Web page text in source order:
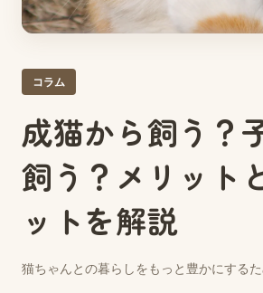
コラム
成猫から飼う？
飼う？メリット
ットを解説
猫ちゃんとの暮らしをもっと豊かにする